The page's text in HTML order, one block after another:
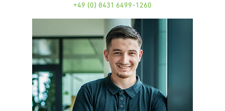
+49 (0) 8431 6499-1260